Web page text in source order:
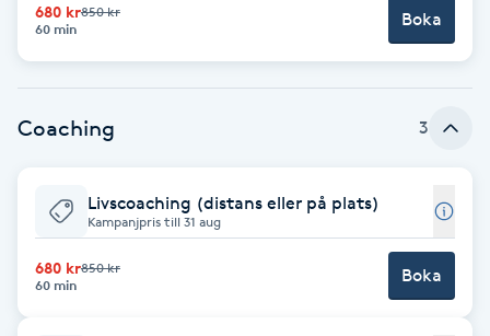
Brynfärgning
Brynplockning
Bröllopsuppsättning
Coachning
680 kr850 kr
60 min
Boka
Coaching 3
Livscoaching (distans eller på plats)
Kampanjpris till 31 aug
680 kr850 kr
60 min
Boka